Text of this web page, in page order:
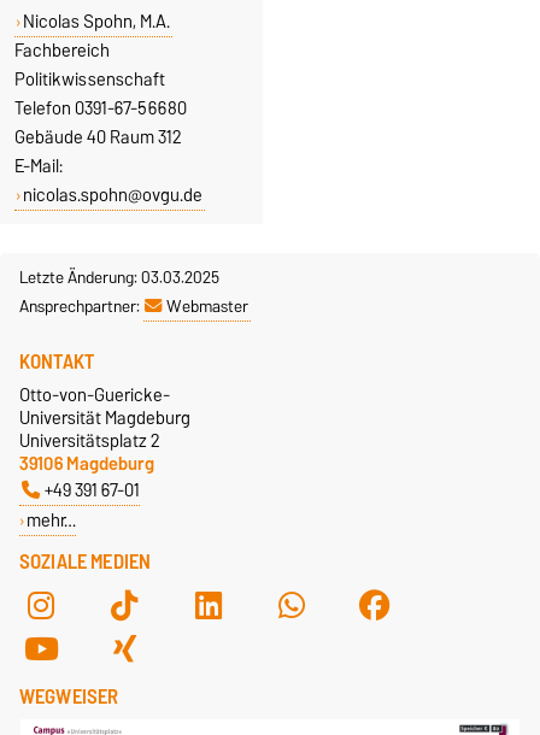
Nicolas Spohn, M.A.
Fachbereich
Politikwissenschaft
Telefon 0391-67-56680
Gebäude 40 Raum 312
E-Mail:
nicolas.spohn@ovgu.de
Letzte Änderung: 03.03.2025
Ansprechpartner:
Webmaster
SOZIALE MEDIEN
KONTAKT
Otto-von-Guericke-
Universität Magdeburg
Universitätsplatz 2
39106 Magdeburg
+49 391 67-01
mehr…
WEGWEISER